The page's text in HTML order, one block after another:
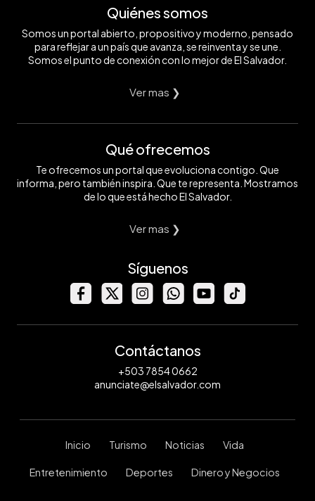
Quiénes somos
Somos un portal abierto, propositivo y moderno, pensado
para reflejar a un país que avanza, se reinventa y se une.
Somos el punto de conexión con lo mejor de El Salvador.
Ver mas ❯
Qué ofrecemos
Te ofrecemos un portal que evoluciona contigo. Que
informa, pero también inspira. Que te representa. Mostramos
de lo que está hecho El Salvador.
Ver mas ❯
Síguenos
Contáctanos
+503 7854 0662
anunciate@elsalvador.com
Inicio Turismo Noticias Vida
Entretenimiento Deportes Dinero y Negocios